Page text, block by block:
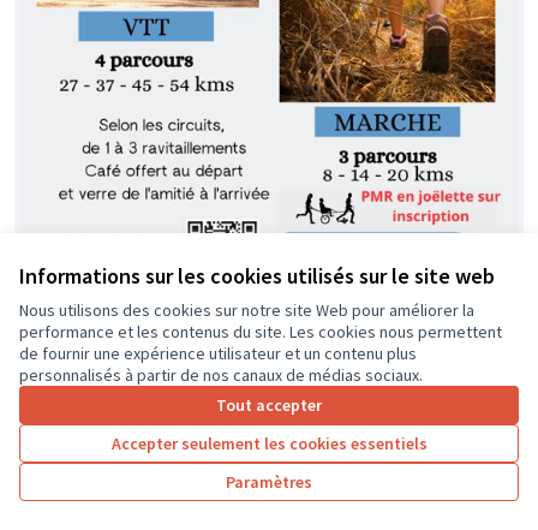
Informations sur les cookies utilisés sur le site web
Nous utilisons des cookies sur notre site Web pour améliorer la
performance et les contenus du site. Les cookies nous permettent
de fournir une expérience utilisateur et un contenu plus
personnalisés à partir de nos canaux de médias sociaux.
Tout accepter
Accepter seulement les cookies essentiels
Paramètres
Joëlette , la rando pour tous !
Fauteuil monoroue tout terrain qui
permet la pratique de la rando aux
PMR. Ensemble, faisons du sport :)
3